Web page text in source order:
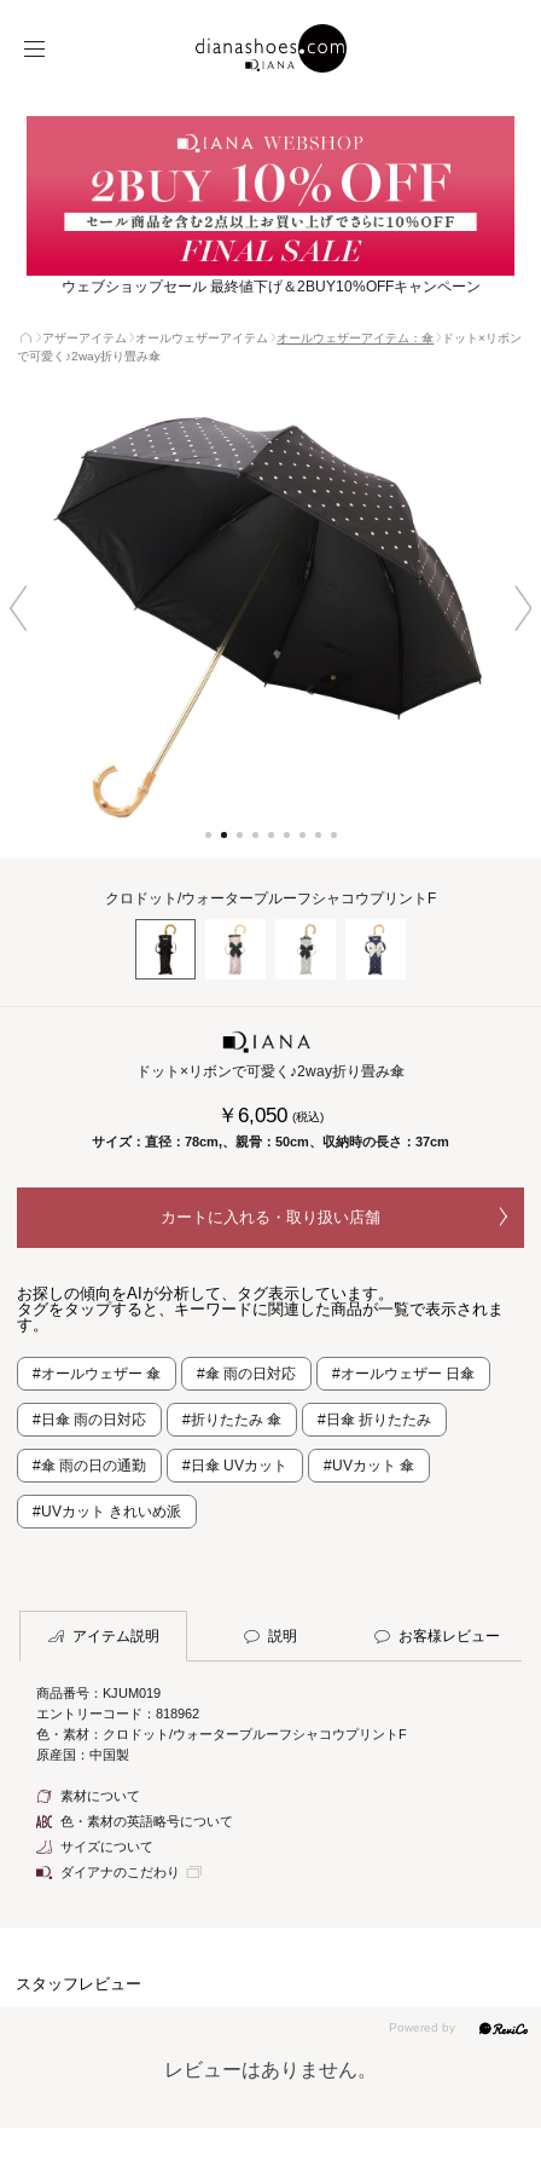
ウェブショップセール 最終値下げ＆2BUY10%OFFキャンペーン
アザーアイテム オールウェザーアイテム オールウェザーアイテム：傘
ドット×リボン
で可愛く♪2way折り畳み傘
クロドット/ウォータープルーフシャコウプリントF
ドット×リボンで可愛く♪2way折り畳み傘
￥6,050 (税込)
サイズ：直径：78cm,、親骨：50cm、収納時の長さ：37cm
カートに入れる・取り扱い店舗
お探しの傾向をAIが分析して、タグ表示しています。
タグをタップすると、キーワードに関連した商品が一覧で表示されま
す。
#オールウェザー 傘 #傘 雨の日対応 #オールウェザー 日傘
#日傘 雨の日対応 #折りたたみ 傘 #日傘 折りたたみ
#傘 雨の日の通勤 #日傘 UVカット #UVカット 傘
#UVカット きれいめ派
アイテム説明 説明 お客様レビュー
商品番号：KJUM019
エントリーコード：818962
色・素材：クロドット/ウォータープルーフシャコウプリントF
原産国：中国製
素材について
色・素材の英語略号について
サイズについて
ダイアナのこだわり
スタッフレビュー
レビューはありません。